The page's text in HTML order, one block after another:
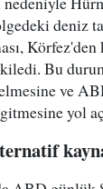
deniz
Bu
ve
yol